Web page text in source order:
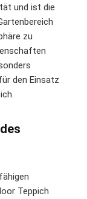
und ist die
zu
den Einsatz
Teppich